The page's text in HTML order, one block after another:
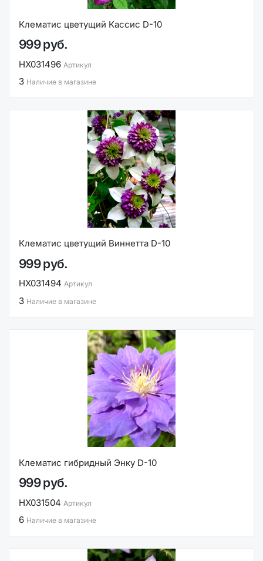
Клематис цветущий Кассис D-10
999 руб.
НХ031496 Артикул
3 Наличие в магазине
Клематис цветущий Виннетта D-10
999 руб.
НХ031494 Артикул
3 Наличие в магазине
Клематис гибридный Энку D-10
999 руб.
НХ031504 Артикул
6 Наличие в магазине